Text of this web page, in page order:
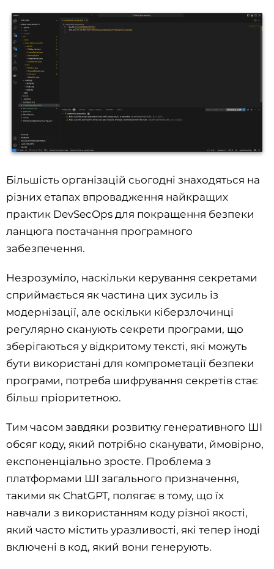
Більшість організацій сьогодні знаходяться на
різних етапах впровадження найкращих
практик DevSecOps для покращення безпеки
ланцюга постачання програмного
забезпечення.
Незрозуміло, наскільки керування секретами
сприймається як частина цих зусиль із
модернізації, але оскільки кіберзлочинці
регулярно сканують секрети програми, що
зберігаються у відкритому тексті, які можуть
бути використані для компрометації безпеки
програми, потреба шифрування секретів стає
більш пріоритетною.
Тим часом завдяки розвитку генеративного ШІ
обсяг коду, який потрібно сканувати, ймовірно,
експоненціально зросте. Проблема з
платформами ШІ загального призначення,
такими як ChatGPT, полягає в тому, що їх
навчали з використанням коду різної якості,
який часто містить уразливості, які тепер іноді
включені в код, який вони генерують.